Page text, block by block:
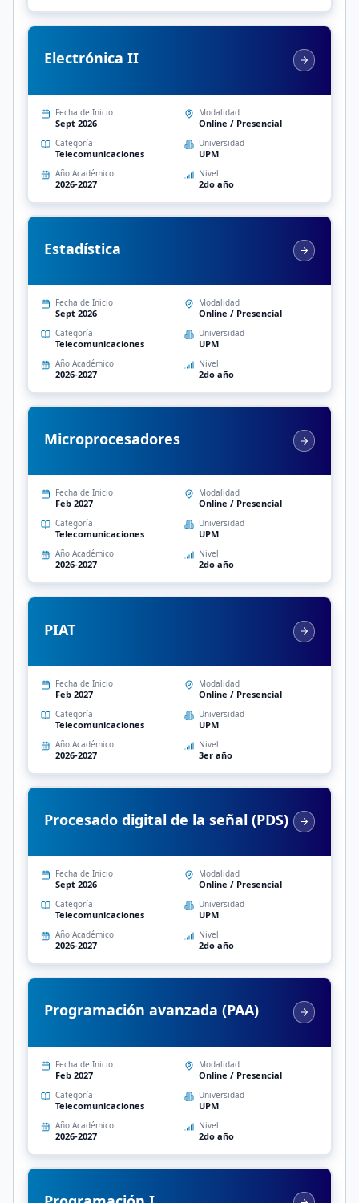
Electrónica II
Fecha de Inicio
Sept 2026
Modalidad
Online / Presencial
Categoría
Telecomunicaciones
Universidad
UPM
Año Académico
2026-2027
Nivel
2do año
Estadística
Fecha de Inicio
Sept 2026
Modalidad
Online / Presencial
Categoría
Telecomunicaciones
Universidad
UPM
Año Académico
2026-2027
Nivel
2do año
Microprocesadores
Fecha de Inicio
Feb 2027
Modalidad
Online / Presencial
Categoría
Telecomunicaciones
Universidad
UPM
Año Académico
2026-2027
Nivel
2do año
PIAT
Fecha de Inicio
Feb 2027
Modalidad
Online / Presencial
Categoría
Telecomunicaciones
Universidad
UPM
Año Académico
2026-2027
Nivel
3er año
Procesado digital de la señal (PDS)
Fecha de Inicio
Sept 2026
Modalidad
Online / Presencial
Categoría
Telecomunicaciones
Universidad
UPM
Año Académico
2026-2027
Nivel
2do año
Programación avanzada (PAA)
Fecha de Inicio
Feb 2027
Modalidad
Online / Presencial
Categoría
Telecomunicaciones
Universidad
UPM
Año Académico
2026-2027
Nivel
2do año